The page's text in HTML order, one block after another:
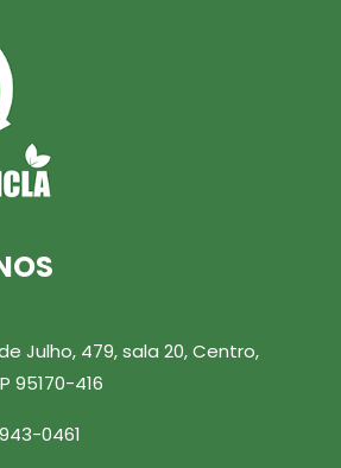
Julho, 479, sala 20, Centro,
95170-416
0461